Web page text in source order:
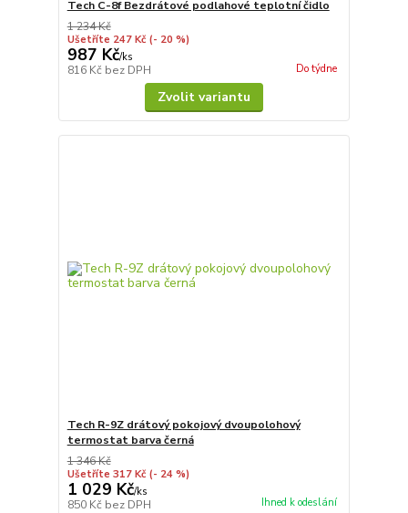
Tech C-8f Bezdrátové podlahové teplotní čidlo
1 234 Kč
Ušetříte 247 Kč (- 20 %)
987 Kč/ks
816 Kč bez DPH Do týdne
Zvolit variantu
Tech R-9Z drátový pokojový dvoupolohový
termostat barva černá
1 346 Kč
Ušetříte 317 Kč (- 24 %)
1 029 Kč/ks
850 Kč bez DPH Ihned k odeslání